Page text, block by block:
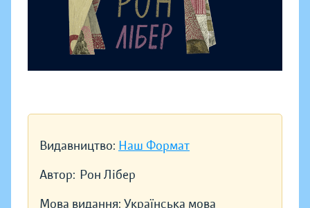
Видавництво: Наш Формат
Автор: Рон Лібер
Мова видання: Українська мова